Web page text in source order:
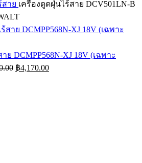
สาย เครื่องดูดฝุ่นไร้สาย DCV501LN-B
DCMPP568N-XJ 18V (เฉพาะ
Original
price
฿4,170.00Current
price